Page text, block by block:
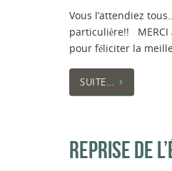
Vous l’attendiez
particulière!! MERCI
pour féliciter la
SUITE…
REPRISE DE